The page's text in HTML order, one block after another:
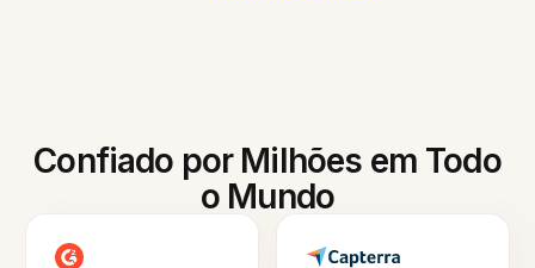
Confiado por Milhões em Todo
o Mundo